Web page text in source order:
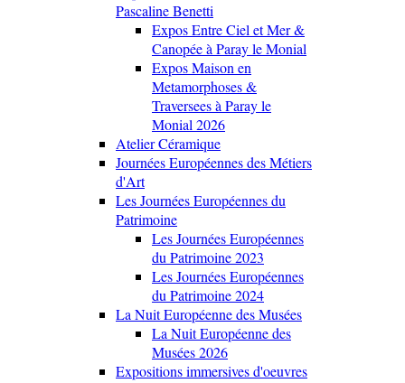
Pascaline Benetti
Expos Entre Ciel et Mer &
Canopée à Paray le Monial
Expos Maison en
Metamorphoses &
Traversees à Paray le
Monial 2026
Atelier Céramique
Journées Européennes des Métiers
d'Art
Les Journées Européennes du
Patrimoine
Les Journées Européennes
du Patrimoine 2023
Les Journées Européennes
du Patrimoine 2024
La Nuit Européenne des Musées
La Nuit Européenne des
Musées 2026
Expositions immersives d'oeuvres